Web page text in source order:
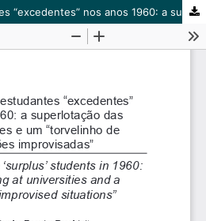
A história dos estudantes “excedentes” nos anos 1960: a superlotação das universidades e um “torvelinho de situações improvisadas”